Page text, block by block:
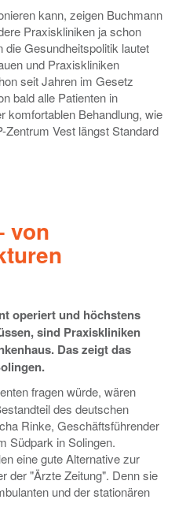
kann, zeigen Buchmann
Praxiskliniken ja schon
die Gesundheitspolitik lautet
und Praxiskliniken
seit Jahren im Gesetz
bald alle Patienten in
komfortablen Behandlung, wie
Vest längst Standard
von
operiert und höchstens
sind Praxiskliniken
Das zeigt das
fragen würde, wären
des deutschen
Rinke, Geschäftsführender
Südpark in Solingen.
eine gute Alternative zur
der "Ärzte Zeitung". Denn sie
und der stationären